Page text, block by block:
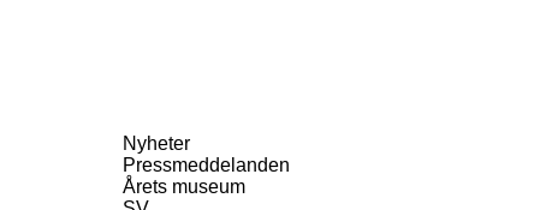
Nyheter
Pressmeddelanden
Årets museum